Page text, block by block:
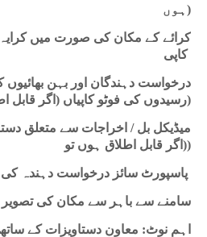
ہوں )
کرائے کے مکان کی صورت میں
کاپی
درخواست دہندگان اور بہن
رسیدوں کی فوٹو کاپیاں (اگر قابل)
میڈیکل بل / اخراجات سے متعلق
(اگر قابل اطلاق ہوں تو)
پاسپورٹ سائز درخواست دہندہ کی
سامنے سے باہر سے مکان کی تصویر
اہم نوٹ: معاون دستاویزات کے